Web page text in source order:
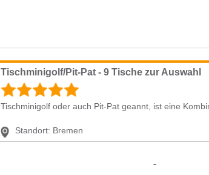
Tischminigolf/Pit-Pat - 9 Tische zur Auswahl
Tischminigolf oder auch Pit-Pat geannt, ist eine
Standort: Bremen